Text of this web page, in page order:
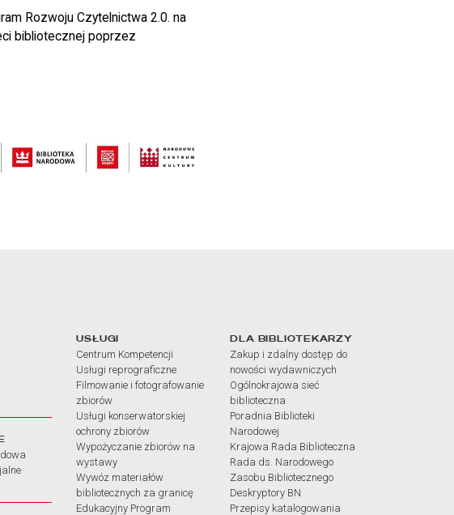
Rozwoju Czytelnictwa 2.0. na
bibliotecznej poprzez
działów
USŁUGI
Centrum Kompetencji
Usługi reprograficzne
Filmowanie i fotografowanie
zbiorów
Usługi konserwatorskiej
ochrony zbiorów
Wypożyczanie zbiorów na
wystawy
Wywóz materiałów
bibliotecznych za granicę
Edukacyjny Program
DLA BIBLIOTEKARZY
Zakup i zdalny dostęp do
nowości wydawniczych
Ogólnokrajowa sieć
biblioteczna
Poradnia Biblioteki
Narodowej
Krajowa Rada Biblioteczna
Rada ds. Narodowego
Zasobu Bibliotecznego
Deskryptory BN
Przepisy katalogowania